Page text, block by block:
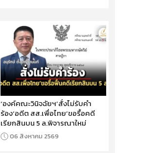
‘องค์คณะวินิจฉัยฯ’สั่งไม่รับคำ
ร้อง‘อดีต สส.เพื่อไทย’ขอรื้อคดี
เรียกสินบน 5 ล.พิจารณาใหม่
06 สิงหาคม 2569